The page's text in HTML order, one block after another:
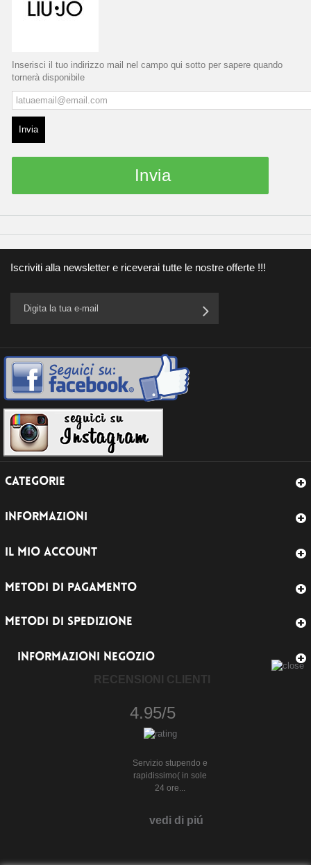
Inserisci il tuo indirizzo mail nel campo qui sotto per sapere quando
tornerà disponibile
Invia
Invia
Iscriviti alla newsletter e riceverai tutte le nostre offerte !!!
CATEGORIE
INFORMAZIONI
IL MIO ACCOUNT
METODI DI PAGAMENTO
METODI DI SPEDIZIONE
INFORMAZIONI NEGOZIO
RECENSIONI CLIENTI
4.95/5
Servizio stupendo e
rapidissimo( in sole
24 ore...
vedi di piú